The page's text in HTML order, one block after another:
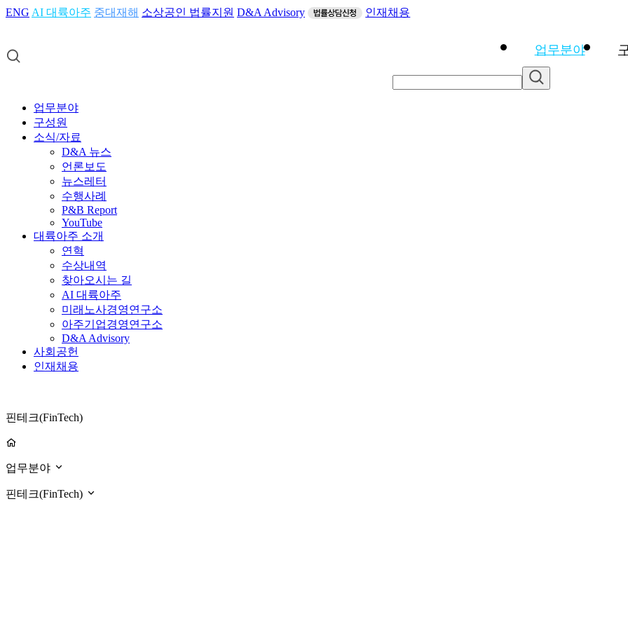
ENG AI 대륙아주 중대재해 소상공인 법률지원 D&A Advisory 인재채용
업무분야
업무분야
구성원
소식/자료
D&A 뉴스
언론보도
뉴스레터
수행사례
P&B Report
YouTube
대륙아주 소개
연혁
수상내역
찾아오시는 길
AI 대륙아주
미래노사경영연구소
아주기업경영연구소
D&A Advisory
사회공헌
인재채용
핀테크(FinTech)
업무분야
핀테크(FinTech)